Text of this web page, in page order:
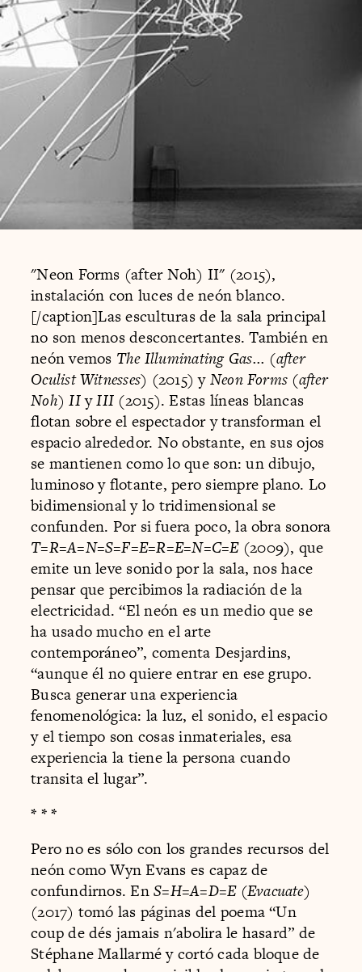
"Neon Forms (after Noh) II" (2015),
instalación con luces de neón blanco.
[/caption]Las esculturas de la sala principal
no son menos desconcertantes. También en
neón vemos The Illuminating Gas... (after
Oculist Witnesses) (2015) yNeon Forms (after
Noh) IIyIII (2015). Estas líneas blancas
flotan sobre el espectador y transforman el
espacio alrededor. No obstante, en sus ojos
se mantienen como lo que son: un dibujo,
luminoso y flotante, pero siempre plano. Lo
bidimensional y lo tridimensional se
confunden. Por si fuera poco, la obra sonora
T=R=A=N=S=F=E=R=E=N=C=E(2009), que
emite un leve sonido por la sala, nos hace
pensar que percibimos la radiación de la
electricidad. “El neón es un medio que se
ha usado mucho en el arte
contemporáneo”, comenta Desjardins,
“aunque él no quiere entrar en ese grupo.
Busca generar una experiencia
fenomenológica: la luz, el sonido, el espacio
y el tiempo son cosas inmateriales, esa
experiencia la tiene la persona cuando
transita el lugar”.
* * *
Pero no es sólo con los grandes recursos del
neón como Wyn Evans es capaz de
confundirnos. EnS=H=A=D=E (Evacuate)
(2017) tomó las páginas del poema “Un
coup de dés jamais n'abolira le hasard” de
Stéphane Mallarmé y cortó cada bloque de